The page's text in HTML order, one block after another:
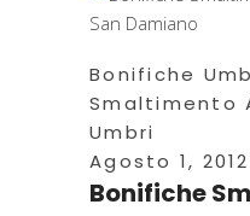
Bonifiche
Smaltimento
Umbri
Agosto 1, 2012
Bonifiche